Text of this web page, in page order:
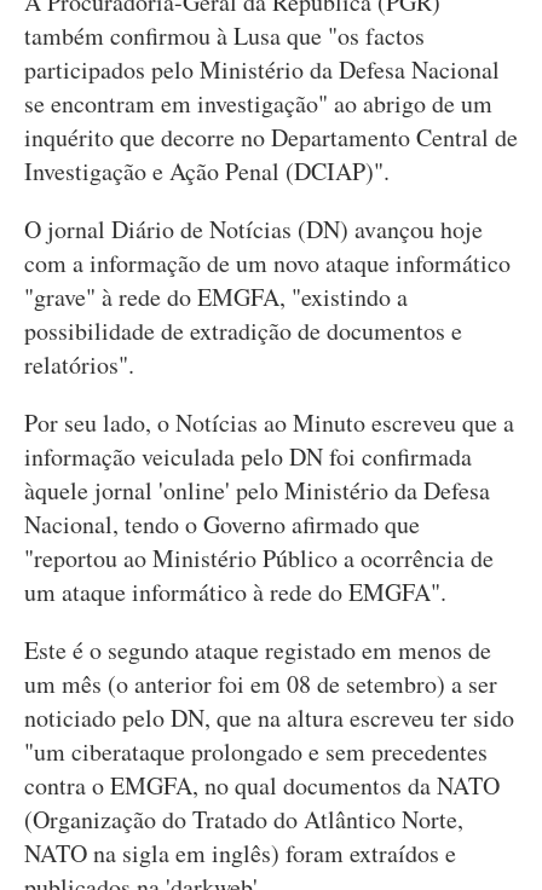
também confirmou à Lusa que "os factos
participados pelo Ministério da Defesa Nacional
se encontram em investigação" ao abrigo de um
inquérito que decorre no Departamento Central de
Investigação e Ação Penal (DCIAP)".
O jornal Diário de Notícias (DN) avançou hoje
com a informação de um novo ataque informático
"grave" à rede do EMGFA, "existindo a
possibilidade de extradição de documentos e
relatórios".
Por seu lado, o Notícias ao Minuto escreveu que a
informação veiculada pelo DN foi confirmada
àquele jornal 'online' pelo Ministério da Defesa
Nacional, tendo o Governo afirmado que
"reportou ao Ministério Público a ocorrência de
um ataque informático à rede do EMGFA".
Este é o segundo ataque registado em menos de
um mês (o anterior foi em 08 de setembro) a ser
noticiado pelo DN, que na altura escreveu ter sido
"um ciberataque prolongado e sem precedentes
contra o EMGFA, no qual documentos da NATO
(Organização do Tratado do Atlântico Norte,
NATO na sigla em inglês) foram extraídos e